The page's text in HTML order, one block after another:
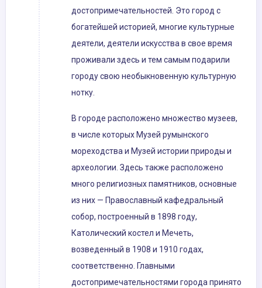
достопримечательностей. Это город с
богатейшей историей, многие культурные
деятели, деятели искусства в свое время
проживали здесь и тем самым подарили
городу свою необыкновенную культурную
нотку.
В городе расположено множество музеев,
в числе которых Музей румынского
мореходства и Музей истории природы и
археологии. Здесь также расположено
много религиозных памятников, основные
из них — Православный кафедральный
собор, построенный в 1898 году,
Католический костел и Мечеть,
возведенный в 1908 и 1910 годах,
соответственно. Главными
достопримечательностями города принято